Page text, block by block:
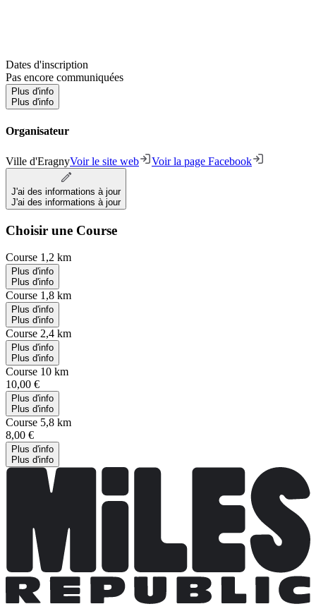
Dates d'inscription
Pas encore communiquées
Plus d'info
Plus d'info
Organisateur
Ville d'EragnyVoir le site web Voir la page Facebook
J'ai des informations à jour
J'ai des informations à jour
Choisir une Course
Course 1,2 km
Plus d'info
Plus d'info
Course 1,8 km
Plus d'info
Plus d'info
Course 2,4 km
Plus d'info
Plus d'info
Course 10 km
10,00 €
Plus d'info
Plus d'info
Course 5,8 km
8,00 €
Plus d'info
Plus d'info